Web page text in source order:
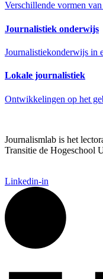
Verschillende vormen
Journalistiek onderwijs
Journalistiekonderwijs in
Lokale journalistiek
Ontwikkelingen op het
Journalismlab is het
Transitie de Hogeschool
Linkedin-in